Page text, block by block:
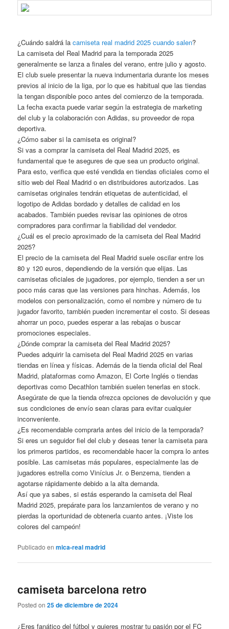
¿Cuándo saldrá lacamiseta real madrid 2025 cuando salen?
La camiseta del Real Madrid para la temporada 2025
generalmente se lanza a finales del verano, entre julio y agosto.
El club suele presentar la nueva indumentaria durante los meses
previos al inicio de la liga, por lo que es habitual que las tiendas
la tengan disponible poco antes del comienzo de la temporada.
La fecha exacta puede variar según la estrategia de marketing
del club y la colaboración con Adidas, su proveedor de ropa
deportiva.
¿Cómo saber si la camiseta es original?
Si vas a comprar la camiseta del Real Madrid 2025, es
fundamental que te asegures de que sea un producto original.
Para esto, verifica que esté vendida en tiendas oficiales como el
sitio web del Real Madrid o en distribuidores autorizados. Las
camisetas originales tendrán etiquetas de autenticidad, el
logotipo de Adidas bordado y detalles de calidad en los
acabados. También puedes revisar las opiniones de otros
compradores para confirmar la fiabilidad del vendedor.
¿Cuál es el precio aproximado de la camiseta del Real Madrid
2025?
El precio de la camiseta del Real Madrid suele oscilar entre los
80 y 120 euros, dependiendo de la versión que elijas. Las
camisetas oficiales de jugadores, por ejemplo, tienden a ser un
poco más caras que las versiones para hinchas. Además, los
modelos con personalización, como el nombre y número de tu
jugador favorito, también pueden incrementar el costo. Si deseas
ahorrar un poco, puedes esperar a las rebajas o buscar
promociones especiales.
¿Dónde comprar la camiseta del Real Madrid 2025?
Puedes adquirir la camiseta del Real Madrid 2025 en varias
tiendas en línea y físicas. Además de la tienda oficial del Real
Madrid, plataformas como Amazon, El Corte Inglés o tiendas
deportivas como Decathlon también suelen tenerlas en stock.
Asegúrate de que la tienda ofrezca opciones de devolución y que
sus condiciones de envío sean claras para evitar cualquier
inconveniente.
¿Es recomendable comprarla antes del inicio de la temporada?
Si eres un seguidor fiel del club y deseas tener la camiseta para
los primeros partidos, es recomendable hacer la compra lo antes
posible. Las camisetas más populares, especialmente las de
jugadores estrella como Vinícius Jr. o Benzema, tienden a
agotarse rápidamente debido a la alta demanda.
Así que ya sabes, si estás esperando la camiseta del Real
Madrid 2025, prepárate para los lanzamientos de verano y no
pierdas la oportunidad de obtenerla cuanto antes. ¡Viste los
colores del campeón!
Publicado en mica-real madrid
camiseta barcelona retro
Posted on25 de diciembre de 2024
¿Eres fanático del fútbol y quieres mostrar tu pasión por el FC